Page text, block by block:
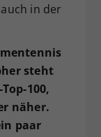
in der
steht
100,
näher.
paar